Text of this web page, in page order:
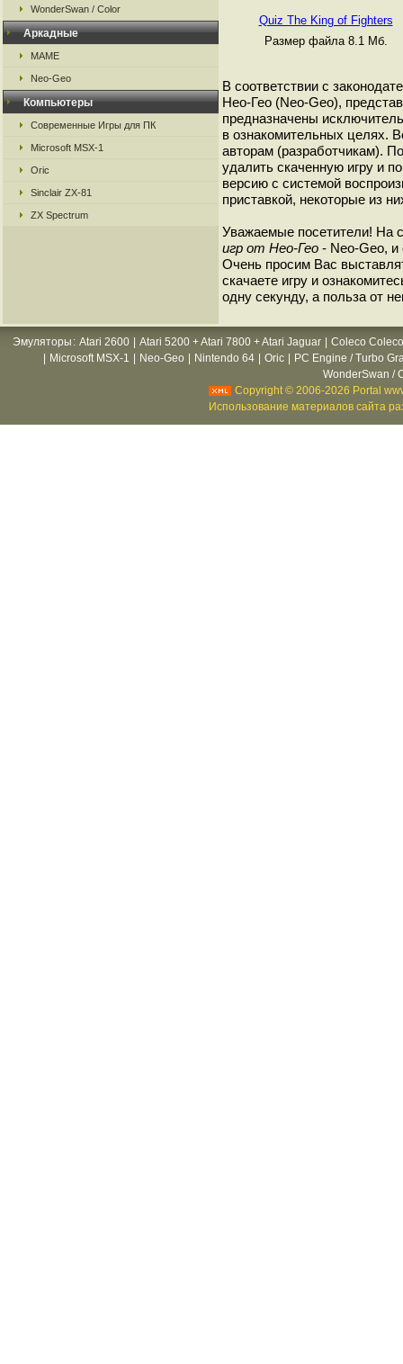
WonderSwan / Color
Аркадные
MAME
Neo-Geo
Компьютеры
Современные Игры для ПК
Microsoft MSX-1
Oric
Sinclair ZX-81
ZX Spectrum
Quiz The King of Fighters
Размер файла 8.1 Мб.
В соответствии с
Нео-Гео (Neo-Geo),
предназначены
в ознакомительных целях.
авторам (разработчикам).
удалить скаченную игру и
версию с системой
приставкой, некоторые из
Уважаемые посетители! На
игр от Нео-Гео - Neo-Geo,
Очень просим Вас
скачаете игру и
одну секунду, а польза от
Эмуляторы : Atari 2600 Atari 5200 + Atari 7800 + Atari Jaguar
Coleco
Microsoft MSX-1 Neo-Geo Nintendo 64 Oric
PC Engine / Turbo
WonderSwan /
Copyright © 2006-2026 Portal
Использование материалов сайта